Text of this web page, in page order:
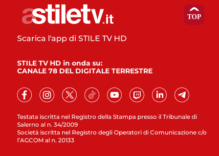
Testata iscritta nel Registro della Stampa presso il Tribunale di
Salerno al n. 34/2009
Società iscritta nel Registro degli Operatori di Comunicazione c/o
l’AGCOM al n. 20133
Scarica l'app di STILE TV HD
STILE TV HD in onda su:
CANALE 78 DEL DIGITALE TERRESTRE